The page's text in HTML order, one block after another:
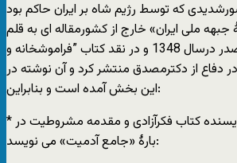
که توسط رژیم شاه بر ایران حاکم بود
جبهه ملی ایران» خارج از کشورمقاله ای به قلم
ابوالحسن بنی صدر درسال 1348‏ و در نقد کتاب ”فراموشخانه و
در دفاع از دکترمصدق منتشر کرد و آن نوشته در
این بخش آمده است و بنابراین:
* دکترفریدون آدمیت، نویسنده کتاب فکرآزادی و مقدمه مشروطیت در
بارۀ «جامع آدمیت» می نویسد: